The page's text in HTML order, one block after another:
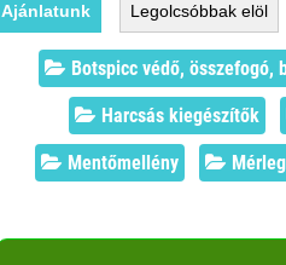
Ajánlatunk Legolcsóbbak elöl
Botspicc védő, összefogó,
Harcsás kiegészítők
Mentőmellény Mérleg